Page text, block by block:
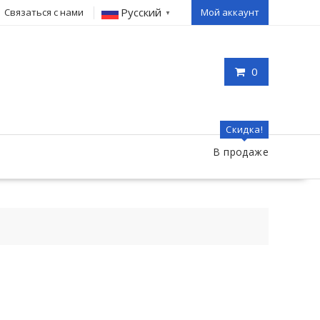
Связаться с нами Русский ▼ Мой аккаунт
0
Скидка!
В продаже